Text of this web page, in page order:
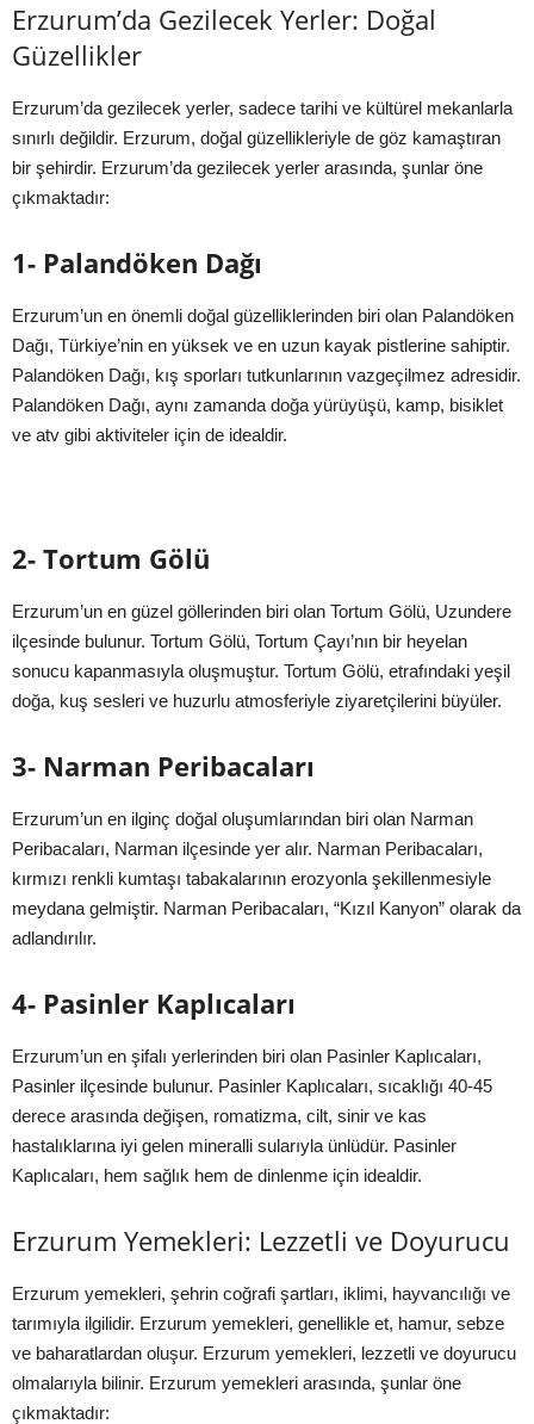
Erzurum’da Gezilecek Yerler: Doğal
Güzellikler
Erzurum’da gezilecek yerler, sadece tarihi ve kültürel mekanlarla
sınırlı değildir. Erzurum, doğal güzellikleriyle de göz kamaştıran
bir şehirdir. Erzurum’da gezilecek yerler arasında, şunlar öne
çıkmaktadır:
1- Palandöken Dağı
Erzurum’un en önemli doğal güzelliklerinden biri olan Palandöken
Dağı, Türkiye’nin en yüksek ve en uzun kayak pistlerine sahiptir.
Palandöken Dağı, kış sporları tutkunlarının vazgeçilmez adresidir.
Palandöken Dağı, aynı zamanda doğa yürüyüşü, kamp, bisiklet
ve atv gibi aktiviteler için de idealdir.
2- Tortum Gölü
Erzurum’un en güzel göllerinden biri olan Tortum Gölü, Uzundere
ilçesinde bulunur. Tortum Gölü, Tortum Çayı’nın bir heyelan
sonucu kapanmasıyla oluşmuştur. Tortum Gölü, etrafındaki yeşil
doğa, kuş sesleri ve huzurlu atmosferiyle ziyaretçilerini büyüler.
3- Narman Peribacaları
Erzurum’un en ilginç doğal oluşumlarından biri olan Narman
Peribacaları, Narman ilçesinde yer alır. Narman Peribacaları,
kırmızı renkli kumtaşı tabakalarının erozyonla şekillenmesiyle
meydana gelmiştir. Narman Peribacaları, “Kızıl Kanyon” olarak da
adlandırılır.
4- Pasinler Kaplıcaları
Erzurum’un en şifalı yerlerinden biri olan Pasinler Kaplıcaları,
Pasinler ilçesinde bulunur. Pasinler Kaplıcaları, sıcaklığı 40-45
derece arasında değişen, romatizma, cilt, sinir ve kas
hastalıklarına iyi gelen mineralli sularıyla ünlüdür. Pasinler
Kaplıcaları, hem sağlık hem de dinlenme için idealdir.
Erzurum Yemekleri: Lezzetli ve Doyurucu
Erzurum yemekleri, şehrin coğrafi şartları, iklimi, hayvancılığı ve
tarımıyla ilgilidir. Erzurum yemekleri, genellikle et, hamur, sebze
ve baharatlardan oluşur. Erzurum yemekleri, lezzetli ve doyurucu
olmalarıyla bilinir. Erzurum yemekleri arasında, şunlar öne
çıkmaktadır: